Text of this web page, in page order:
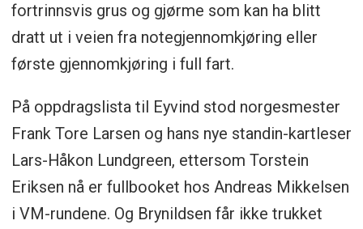
fortrinnsvis grus og gjørme som kan ha blitt
dratt ut i veien fra notegjennomkjøring eller
første gjennomkjøring i full fart.
På oppdragslista til Eyvind stod norgesmester
Frank Tore Larsen og hans nye standin-kartleser
Lars-Håkon Lundgreen, ettersom Torstein
Eriksen nå er fullbooket hos Andreas Mikkelsen
i VM-rundene. Og Brynildsen får ikke trukket